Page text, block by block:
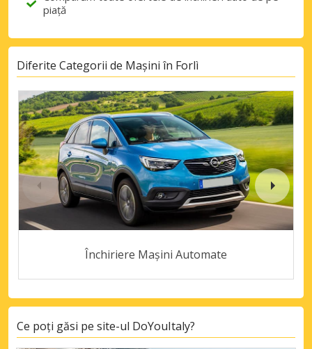
piață
Diferite Categorii de Mașini în Forlì
Închiriere Mașini Automate
Ce poți găsi pe site-ul DoYouItaly?